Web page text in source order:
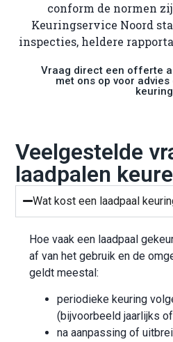
conform de normen
Keuringservice Noord
inspecties, heldere
Vraag direct een offerte
met ons op voor
Veelgestelde
laadpalen
Wat kost een laadpaal
Hoe vaak een laadpaal
af van het gebruik en de
geldt meestal:
periodieke keuring
(bijvoorbeeld jaarlijks
na aanpassing of